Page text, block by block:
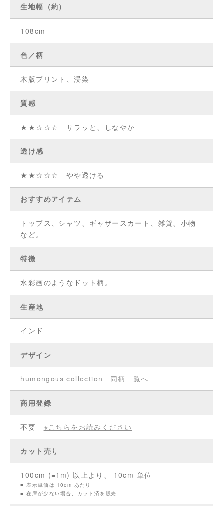
生地幅（約）
108cm
色／柄
木版プリント、浸染
質感
★★☆☆☆ サラッと、しなやか
透け感
★★☆☆☆ やや透ける
おすすめアイテム
トップス、シャツ、ギャザースカート、雑貨、小物
など。
特徴
水彩画のようなドット柄。
生産地
インド
デザイン
humongous collection 同柄一覧へ
商用登録
不要 ※こちらをお読みください
カット売り
100cm (=1m) 以上より、 10cm 単位
■ 表示単価は 10cm あたり
■ 在庫が少ない場合、カット済を販売